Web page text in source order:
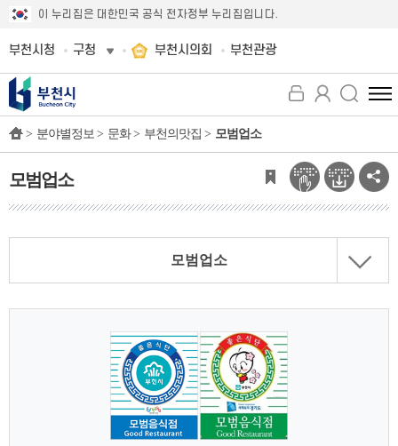
이 누리집은 대한민국 공식 전자정부 누리집입니다.
부천시청 구청 부천시의회 부천관광
전
체
뉴
보
기
> 분야별정보 > 문화 > 부천의맛집 > 모범업소
모범업소
모범업소